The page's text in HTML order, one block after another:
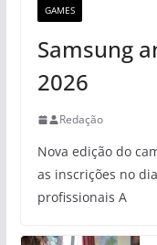
GAMES
Samsung
2026
Redação
Nova edição do
as inscrições no
profissionais A